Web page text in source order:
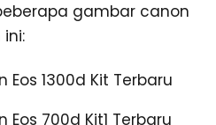
gambar canon